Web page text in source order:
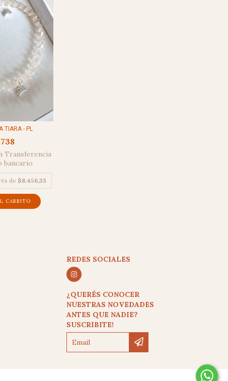
TIARA - PL
Transferencia
bancario
de $8.456,33
REDES SOCIALES
¿QUERÉS CONOCER
NUESTRAS NOVEDADES
ANTES QUE NADIE?
SUSCRIBITE!